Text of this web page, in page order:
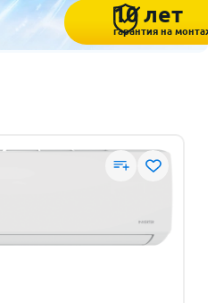
10 лет
гарантия на монтаж